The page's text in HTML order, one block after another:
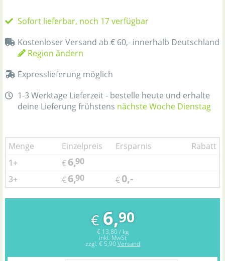
Sofort lieferbar, noch 17 verfügbar
Kostenloser Versand ab € 60,- innerhalb Deutschland
Region ändern
Expresslieferung möglich
1-3 Werktage Lieferzeit - bestelle heute und erhalte
deine Lieferung frühstens nächste Woche Dienstag
Menge Einzelpreis Ersparnis
Rabatt
1+
€6,90
3+
€6,90 €0,-
€ 6,90
€ 13,80 / kg
inkl. MwSt
zzgl. € 5,90 Versand